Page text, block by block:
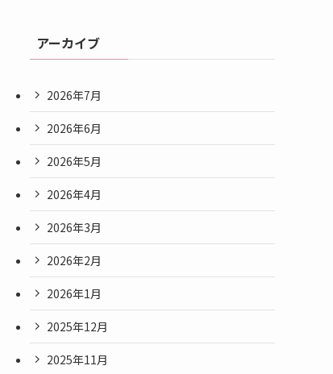
アーカイブ
2026年7月
2026年6月
2026年5月
2026年4月
2026年3月
2026年2月
2026年1月
2025年12月
2025年11月